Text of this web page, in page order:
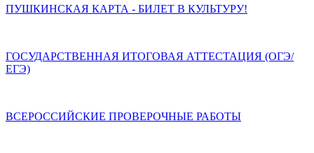
ПУШКИНСКАЯ КАРТА - БИЛЕТ В КУЛЬТУРУ!
ГОСУДАРСТВЕННАЯ ИТОГОВАЯ АТТЕСТАЦИЯ (ОГЭ/
ЕГЭ)
ВСЕРОССИЙСКИЕ ПРОВЕРОЧНЫЕ РАБОТЫ